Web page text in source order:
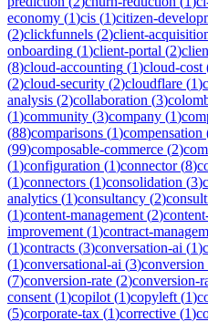
economy (1)cis (1)citizen-
(2)clickfunnels (2)client-
onboarding (1)client-portal (2)
(8)cloud-accounting (1)cloud-cost
(2)cloud-security (2)cloudflare (1)
analysis (2)collaboration (3)
(1)community (3)company (1)
(88)comparisons (1)compensation
(99)composable-commerce (2)
(1)configuration (1)connector(8)
(1)connectors (1)consolidation (3)
analytics (1)consultancy (2)
(1)content-management (2)
improvement (1)contract-
(1)contracts (3)conversation-ai (1)
(1)conversational-ai (3)conversion
(7)conversion-rate (2)conversion-
consent (1)copilot (1)copyleft (1)
(5)corporate-tax (1)corrective (1)